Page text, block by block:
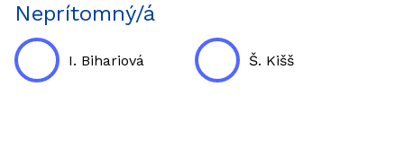
Neprítomný/á
I. Bihariová Š. Kišš